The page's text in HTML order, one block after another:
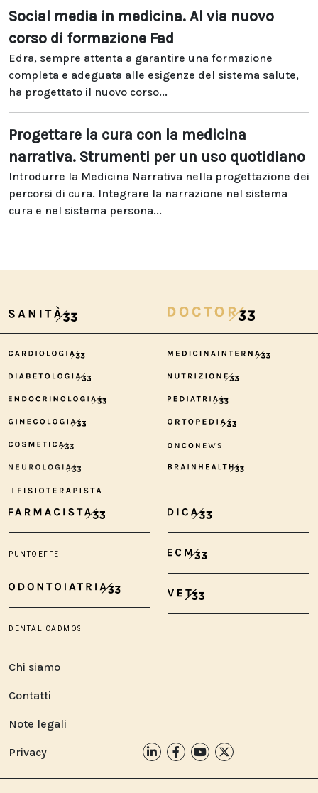
Social media in medicina. Al via nuovo
corso di formazione Fad
Edra, sempre attenta a garantire una formazione
completa e adeguata alle esigenze del sistema salute,
ha progettato il nuovo corso...
Progettare la cura con la medicina
narrativa. Strumenti per un uso quotidiano
Introdurre la Medicina Narrativa nella progettazione dei
percorsi di cura. Integrare la narrazione nel sistema
cura e nel sistema persona...
Chi siamo
Contatti
Note legali
Privacy